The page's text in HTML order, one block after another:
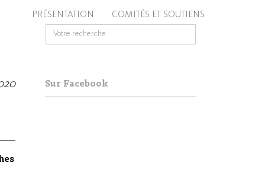
PRÉSENTATION COMITÉS ET SOUTIENS
Sur Facebook